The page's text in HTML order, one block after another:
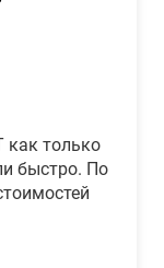
как только
быстро. По